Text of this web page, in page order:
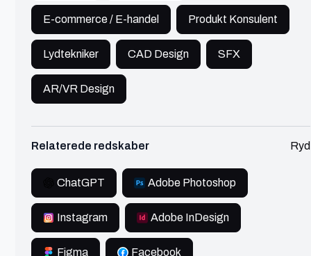
E-commerce / E-handel
Produkt Konsulent
Lydtekniker
CAD Design
SFX
AR/VR Design
Relaterede redskaber Ryd
ChatGPT
Adobe Photoshop
Instagram
Adobe InDesign
Figma
Facebook
🔥 Populær IT 300 - 450 kr./t
Hej! Jeg hedder Jalte og er en 23-årig digital
ekspert og udvikler fra Danmark.
Kalundborg
Webløsninger, SEO & Google Ads
🔥 Populær 600 - 750 kr./t